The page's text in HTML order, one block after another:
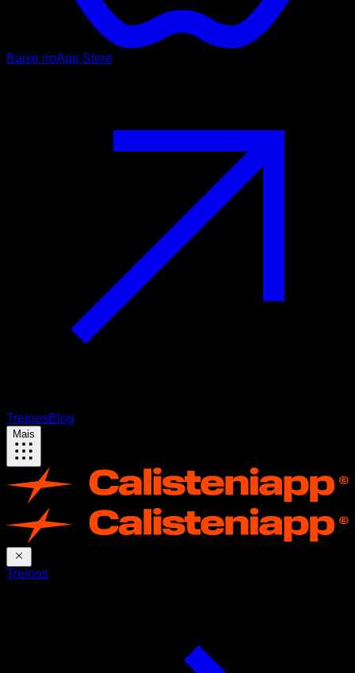
Baixe noApp Store
TreinosBlog
Mais
Treinos